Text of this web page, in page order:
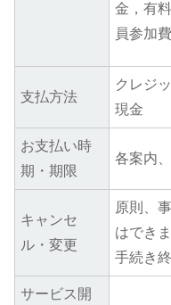
金，有
員参加
支払方法
クレジ
現金
お支払い時
期・期限
各案内
キャンセ
ル・変更
原則、
はでき
手続き
サービス開